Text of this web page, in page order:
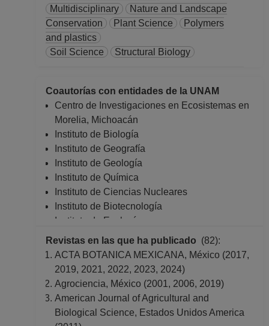
Multidisciplinary
Nature and Landscape
Conservation
Plant Science
Polymers
and plastics
Soil Science
Structural Biology
Coautorías con entidades de la UNAM
Centro de Investigaciones en Ecosistemas en
Morelia, Michoacán
Instituto de Biología
Instituto de Geografía
Instituto de Geología
Instituto de Química
Instituto de Ciencias Nucleares
Instituto de Biotecnología
Instituto de Ecología
Instituto de Investigaciones en Ecosistemas y
Sustentabilidad
Instituto de Ciencias Aplicadas y Tecnología
Facultad de Ciencias
Facultad de Medicina
Facultad de Química
Facultad de Odontología
Revistas en las que ha publicado (82):
ACTA BOTANICA MEXICANA, México (2017,
2019, 2021, 2022, 2023, 2024)
Agrociencia, México (2001, 2006, 2019)
American Journal of Agricultural and
Biological Science, Estados Unidos America